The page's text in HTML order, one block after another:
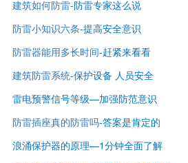
建筑如何防雷-防雷专家这么说
防雷小知识六条-提高安全意识
防雷器能用多长时间-赶紧来看看
建筑防雷系统-保护设备 人员安全
雷电预警信号等级—加强防范意识
防雷插座真的防雷吗-答案是肯定的
浪涌保护器的原理—1分钟全面了解